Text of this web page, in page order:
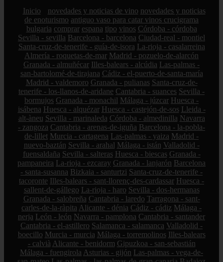
Inicio novedades y noticias de vino novedades y noticias
de enoturismo antiguo vaso para catar vinos crucigrama
bulgaria comprar espana tipo vinos Córdoba - córdoba
Sevilla - sevilla Barcelona - barcelona Ciudad-real - montiel
Santa-cruz-de-tenerife - guía-de-isora La-rioja - casalarreina
Almería - roquetas-de-mar Madrid - pozuelo-de-alarcón
Granada - almuñécar Illes-balears - alcúdia Las-palmas -
san-bartolomé-de-tirajana Cádiz - el-puerto-de-santa-maría
Madrid - valdemoro Granada - pulianas Santa-cruz-de-
tenerife - los-llanos-de-aridane Cantabria - suances Sevilla -
bormujos Granada - monachil Málaga - júzcar Huesca -
isábena Huesca - alquézar Huesca - castejón-de-sos Lleida -
alt-àneu Sevilla - marinaleda Córdoba - almedinilla Navarra
- zangoza Cantabria - arenas-de-iguña Barcelona - la-pobla-
de-lillet Murcia - cartagena Las-palmas - yaiza Madrid -
nuevo-baztán Sevilla - arahal Málaga - istán Valladolid -
fuensaldaña Sevilla - salteras Huesca - biescas Granada -
pampaneira La-rioja - ezcaray Granada - lanjarón Barcelona
- santa-susanna Bizkaia - santurtzi Santa-cruz-de-tenerife -
tacoronte Illes-balears - sant-llorenç-des-cardassar Huesca -
sallent-de-gállego La-rioja - haro Sevilla - dos-hermanas
Granada - salobreña Cantabria - laredo Tarragona - sant-
carles-de-la-ràpita Alicante - dénia Cádiz - cádiz Málaga -
nerja León - león Navarra - pamplona Cantabria - santander
Cantabria - el-astillero Salamanca - salamanca Valladolid -
boecillo Murcia - murcia Málaga - torremolinos Illes-balears
- calvià Alicante - benidorm Gipuzkoa - san-sebastián
Málaga - fuengirola Asturias - gijón Las-palmas - vega-de-